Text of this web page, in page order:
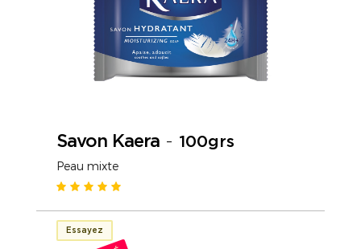
Savon Kaera- 100grs
Peau mixte
Essayez